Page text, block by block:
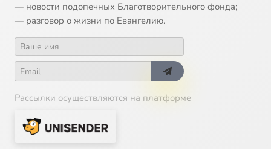
— новости подопечных Благотворительного фонда;
— разговор о жизни по Евангелию.
Рассылки осуществляются на платформе